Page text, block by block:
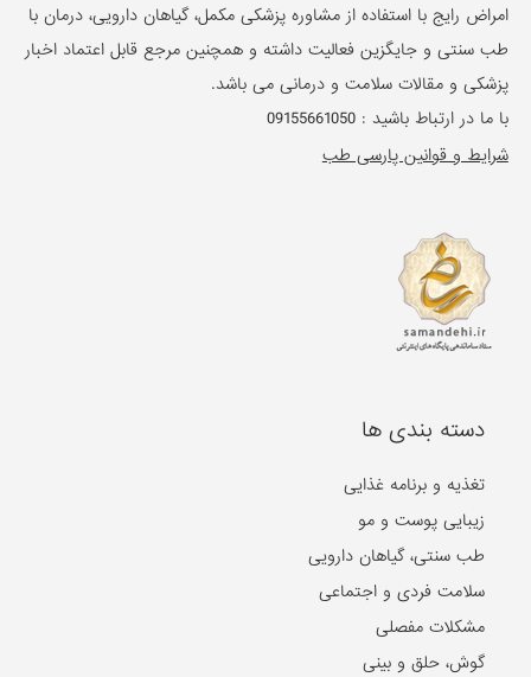
امراض رایج با استفاده از مشاوره پزشکی مکمل، گیاهان دارویی، درمان با
طب سنتی و جایگزین فعالیت داشته و همچنین مرجع قابل اعتماد اخبار
پزشکی و مقالات سلامت و درمانی می باشد.
با ما در ارتباط باشید :09155661050
شرایط و قوانین پارسی طب
دسته بندی ها
تغذیه و برنامه غذایی
زیبایی پوست و مو
طب سنتی، گیاهان دارویی
سلامت فردی و اجتماعی
مشکلات مفصلی
گوش، حلق و بینی